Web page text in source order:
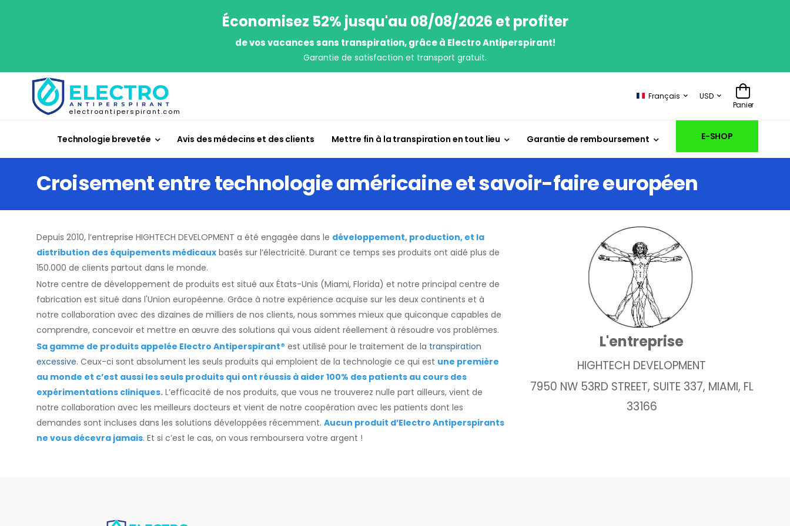
Économisez 52% jusqu'au 08/08/2026 et profiter
de vos vacances sans transpiration, grâce à Electro Antiperspirant!
Garantie de satisfaction et transport gratuit.
electroantiperspirant.com
Français
USD
Panier
Technologie brevetée Avis des médecins et des clients Mettre fin à la transpiration en tout lieu Garantie de remboursement E-SHOP
Croisement entre technologie américaine et savoir-faire européen
Depuis 2010, l’entreprise HIGHTECH DEVELOPMENT a été engagée dans le développement, production, et la
distribution des équipements médicaux basés sur l’électricité. Durant ce temps ses produits ont aidé plus de
150.000 de clients partout dans le monde.
Notre centre de développement de produits est situé aux États-Unis (Miami, Florida) et notre principal centre de
fabrication est situé dans l'Union européenne. Grâce à notre expérience acquise sur les deux continents et à
notre collaboration avec des dizaines de milliers de nos clients, nous sommes mieux que quiconque capables de
comprendre, concevoir et mettre en œuvre des solutions qui vous aident réellement à résoudre vos problèmes.
Sa gamme de produits appelée Electro Antiperspirant® est utilisé pour le traitement de la transpiration
excessive. Ceux-ci sont absolument les seuls produits qui emploient de la technologie ce qui est une première
au monde et c’est aussi les seuls produits qui ont réussis à aider 100% des patients au cours des
expérimentations cliniques. L’efficacité de nos produits, que vous ne trouverez nulle part ailleurs, vient de
notre collaboration avec les meilleurs docteurs et vient de notre coopération avec les patients dont les
demandes sont incluses dans les solutions développées récemment. Aucun produit d’Electro Antiperspirants
ne vous décevra jamais. Et si c’est le cas, on vous remboursera votre argent !
L'entreprise
HIGHTECH DEVELOPMENT
7950 NW 53RD STREET, SUITE 337, MIAMI, FL
33166